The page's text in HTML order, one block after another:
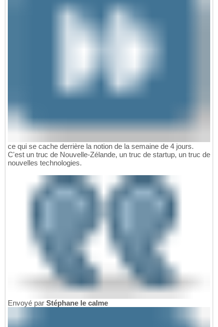
ce qui se cache derrière la notion de la semaine de 4 jours.
C'est un truc de Nouvelle-Zélande, un truc de startup, un truc de
nouvelles technologies.
Envoyé par Stéphane le calme